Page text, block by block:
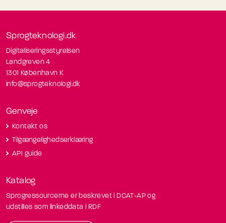
Sprogteknologi.dk
Digitaliseringsstyrelsen
Landgreven 4
1301 København K
info@sprogteknologi.dk
Genveje
Kontakt os
Tilgængelighedserklæring
API guide
Katalog
Sprogressourcerne er beskrevet i DCAT-AP og
udstilles som linkeddata i RDF